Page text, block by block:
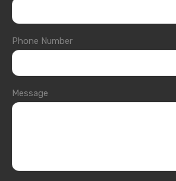
Phone Number
Message